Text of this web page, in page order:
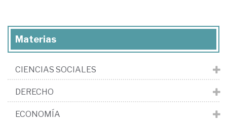
Materias
CIENCIAS SOCIALES
DERECHO
ECONOMÍA